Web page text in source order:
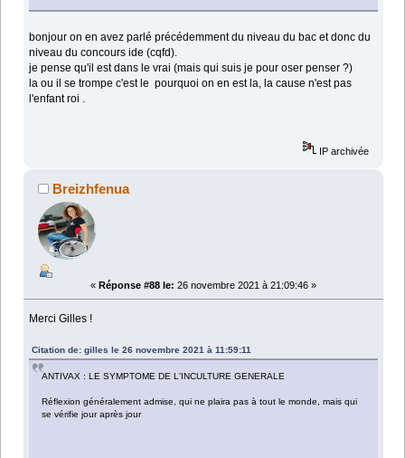
bonjour on en avez parlé précédemment du niveau du bac et donc du
niveau du concours ide (cqfd).
je pense qu'il est dans le vrai (mais qui suis je pour oser penser ?)
la ou il se trompe c'est le pourquoi on en est la, la cause n'est pas
l'enfant roi .
IP archivée
Breizhfenua
« Réponse #88 le: 26 novembre 2021 à 21:09:46 »
Merci Gilles !
Citation de: gilles le 26 novembre 2021 à 11:59:11
ANTIVAX : LE SYMPTOME DE L'INCULTURE GENERALE
Réflexion généralement admise, qui ne plaira pas à tout le monde, mais qui
se vérifie jour après jour